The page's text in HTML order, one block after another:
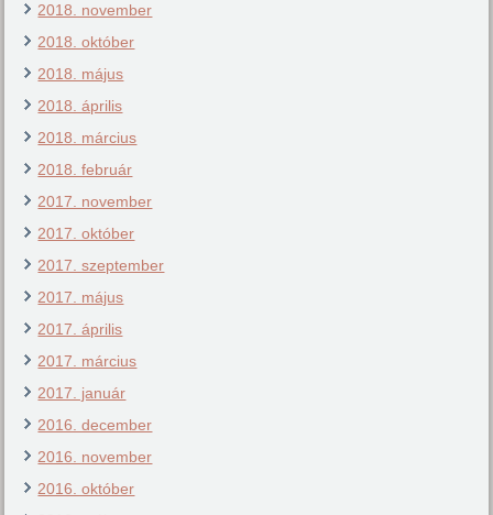
2018. november
2018. október
2018. május
2018. április
2018. március
2018. február
2017. november
2017. október
2017. szeptember
2017. május
2017. április
2017. március
2017. január
2016. december
2016. november
2016. október